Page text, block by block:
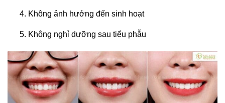
Không ảnh hưởng đến sinh hoạt
Không nghỉ dưỡng sau tiểu phẫu